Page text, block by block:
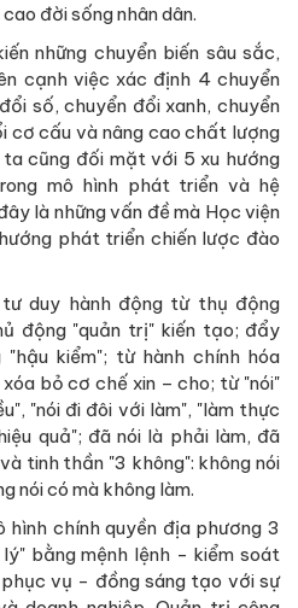
đời sống nhân dân.
những chuyển biến sâu sắc,
cạnh việc xác định 4 chuyển
số, chuyển đổi xanh, chuyển
cơ cấu và nâng cao chất lượng
cũng đối mặt với 5 xu hướng
mô hình phát triển và hệ
là những vấn đề mà Học viện
phát triển chiến lược đào
duy hành động từ thụ động
động "quản trị" kiến tạo; đẩy
kiểm"; từ hành chính hóa
bỏ cơ chế xin – cho; từ "nói"
"nói đi đôi với làm", "làm thực
quả"; đã nói là phải làm, đã
tinh thần "3 không": không nói
nói có mà không làm.
hình chính quyền địa phương 3
bằng mệnh lệnh - kiểm soát
vụ - đồng sáng tạo với sự